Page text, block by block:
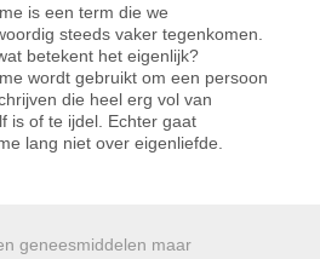
is een term die we
steeds vaker tegenkomen.
betekent het eigenlijk?
wordt gebruikt om een persoon
die heel erg vol van
is of te ijdel. Echter gaat
lang niet over eigenliefde.
geneesmiddelen maar